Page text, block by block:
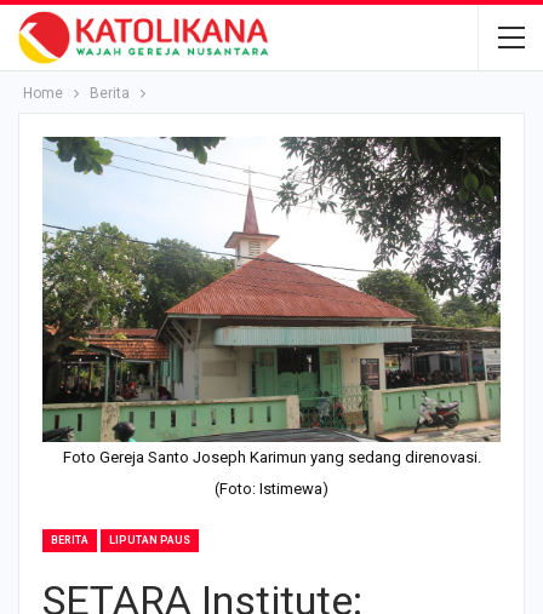
Home Berita
Foto Gereja Santo Joseph Karimun yang sedang direnovasi.
(Foto: Istimewa)
BERITA LIPUTAN PAUS
SETARA Institute: